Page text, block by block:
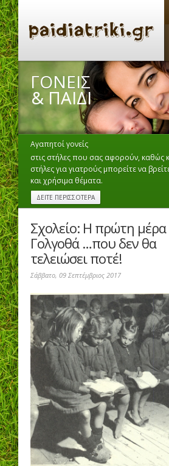
ΓΟΝΕΙΣ
& ΠΑΙΔΙ
Αγαπητοί γονείς
στις στήλες που σας αφορούν, καθώς
στήλες για γιατρούς μπορείτε να
και χρήσιμα θέματα.
ΔΕΙΤΕ ΠΕΡΙΣΣΟΤΕΡΑ
Σχολείο: Η πρώτη μέρα
Γολγοθά …που δεν θα
τελειώσει ποτέ!
Σάββατο, 09 Σεπτέμβριος 2017